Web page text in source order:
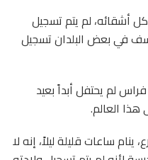
أشقائه، لم يتم تسجيل
في بعض البلدان تسجيل
لم يحتفل أبداً بعيد
هذا العالم.
الشوارع، ينام ساعات قليلة ليلاً، إنه لا